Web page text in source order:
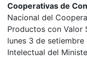
Cooperativas de
Nacional del
Productos con Valor
lunes 3 de
Intelectual del